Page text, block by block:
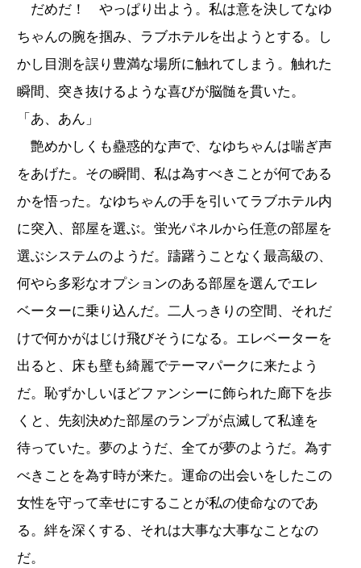
だめだ！ やっぱり出よう。私は意を決してなゆ
ちゃんの腕を掴み、ラブホテルを出ようとする。し
かし目測を誤り豊満な場所に触れてしまう。触れた
瞬間、突き抜けるような喜びが脳髄を貫いた。
「あ、あん」
艶めかしくも蠱惑的な声で、なゆちゃんは喘ぎ声
をあげた。その瞬間、私は為すべきことが何である
かを悟った。なゆちゃんの手を引いてラブホテル内
に突入、部屋を選ぶ。蛍光パネルから任意の部屋を
選ぶシステムのようだ。躊躇うことなく最高級の、
何やら多彩なオプションのある部屋を選んでエレ
ベーターに乗り込んだ。二人っきりの空間、それだ
けで何かがはじけ飛びそうになる。エレベーターを
出ると、床も壁も綺麗でテーマパークに来たよう
だ。恥ずかしいほどファンシーに飾られた廊下を歩
くと、先刻決めた部屋のランプが点滅して私達を
待っていた。夢のようだ、全てが夢のようだ。為す
べきことを為す時が来た。運命の出会いをしたこの
女性を守って幸せにすることが私の使命なのであ
る。絆を深くする、それは大事な大事なことなの
だ。